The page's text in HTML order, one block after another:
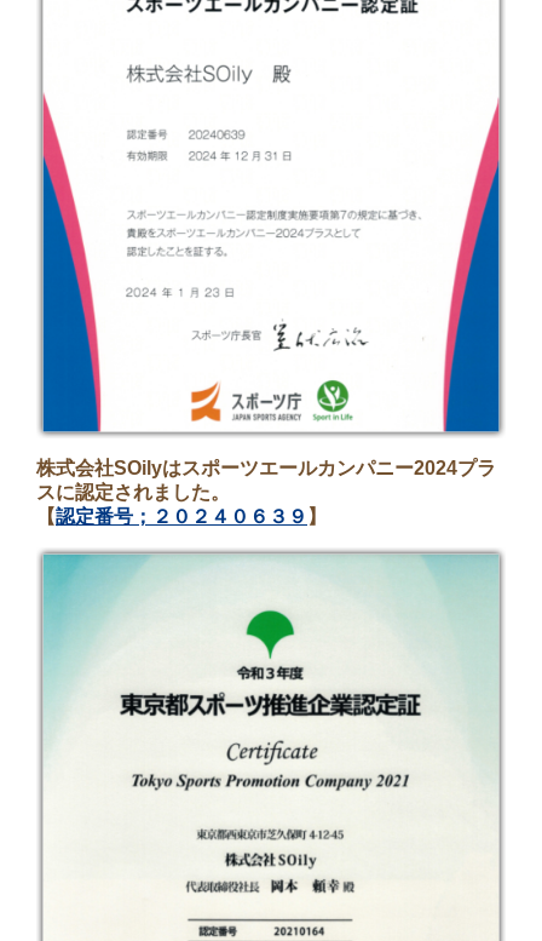
株式会社SOilyはスポーツエールカンパニー2024プラ
スに認定されました。
【認定番号；２０２４０６３９ 】